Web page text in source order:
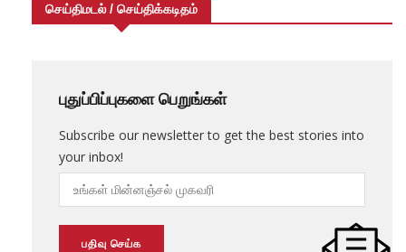
செய்திமடல் / செய்திக்கடிதம்
புதுப்பிப்புகளை பெறுங்கள்
Subscribe our newsletter to get the best stories into
your inbox!